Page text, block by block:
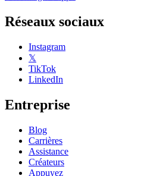
Réseaux sociaux
Instagram
𝕏
TikTok
LinkedIn
Entreprise
Blog
Carrières
Assistance
Créateurs
Appuyez